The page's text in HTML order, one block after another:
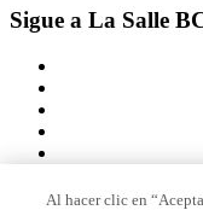
Sigue a La Salle
Al hacer clic en